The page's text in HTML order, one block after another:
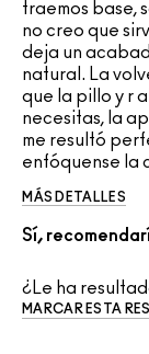
traemos base,
no creo que
deja un
natural. La
que la pillo y r
necesitas, la
me resultó
enfóquense la
MÁS DETALLES
Sí,
¿Le ha
MARCAR ESTA